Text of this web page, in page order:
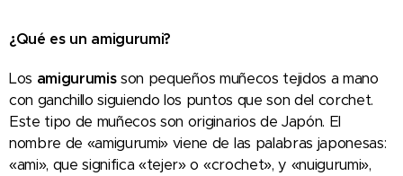
¿Qué es un amigurumi?
Los amigurumisson pequeños muñecos tejidos a mano
con ganchillo siguiendo los puntos que son del corchet.
Este tipo de muñecos son originarios de Japón. El
nombre de «amigurumi» viene de las palabras japonesas:
«ami», que significa «tejer» o «crochet», y «nuigurumi»,